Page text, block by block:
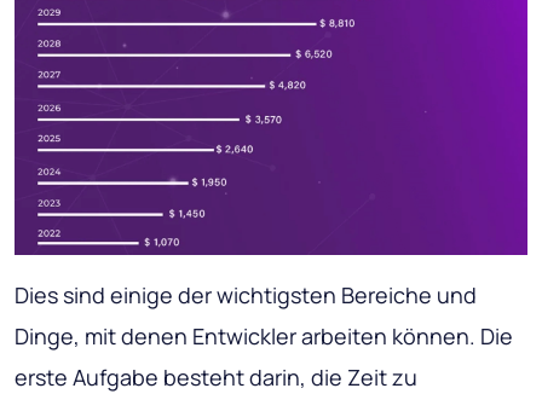
Dies sind einige der wichtigsten Bereiche und
Dinge, mit denen Entwickler arbeiten können. Die
erste Aufgabe besteht darin, die Zeit zu